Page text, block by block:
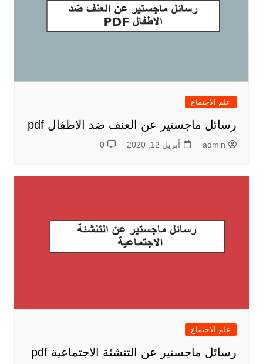
علم الاجتماع
رسائل ماجستير عن العنف ضد الاطفال pdf
admin أبريل 12, 2020 0
علم الاجتماع
رسائل ماجستير عن التنشئة الاجتماعية pdf